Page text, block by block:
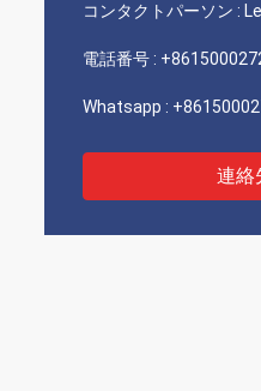
コンタクトパーソン :
電話番号 :
Whatsapp :
連絡